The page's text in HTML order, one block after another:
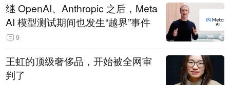
继 OpenAI、Anthropic 之后，Meta
AI 模型测试期间也发生“越界”事件
9
王虹的顶级奢侈品，开始被全网审
判了